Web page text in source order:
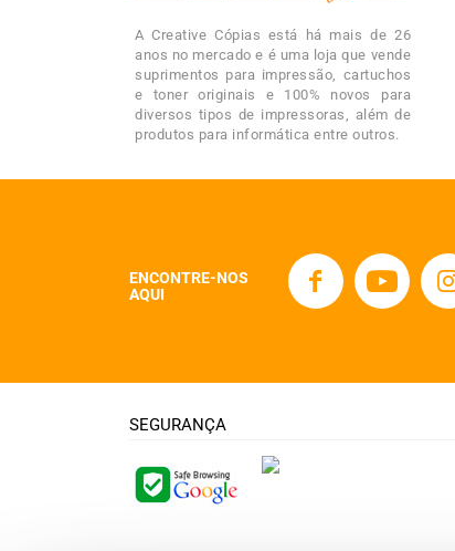
A Creative Cópias está há mais de 26
anos no mercado e é uma loja que vende
suprimentos para impressão, cartuchos
e toner originais e 100% novos para
diversos tipos de impressoras, além de
produtos para informática entre outros.
ENCONTRE-NOS
AQUI
SEGURANÇA